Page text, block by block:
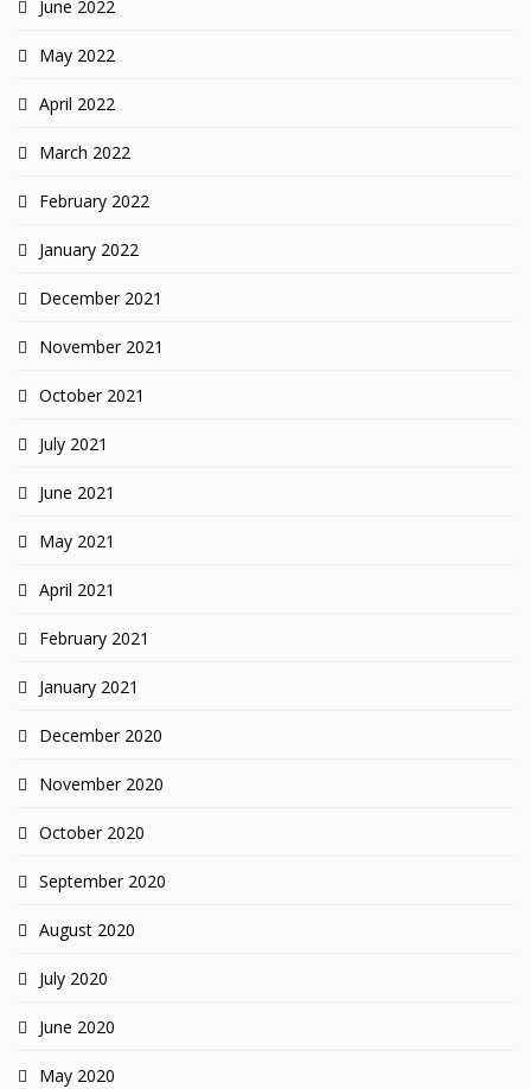
June 2022
May 2022
April 2022
March 2022
February 2022
January 2022
December 2021
November 2021
October 2021
July 2021
June 2021
May 2021
April 2021
February 2021
January 2021
December 2020
November 2020
October 2020
September 2020
August 2020
July 2020
June 2020
May 2020